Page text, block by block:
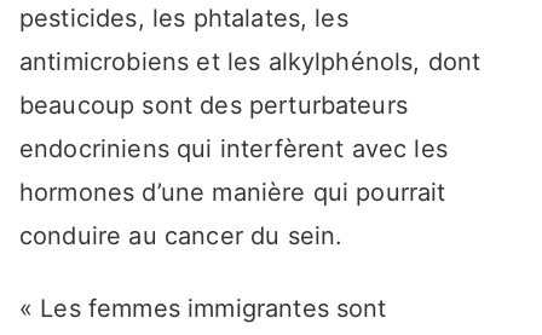
pesticides, les phtalates, les
antimicrobiens et les alkylphénols, dont
beaucoup sont des perturbateurs
endocriniens qui interfèrent avec les
hormones d’une manière qui pourrait
conduire au cancer du sein.
« Les femmes immigrantes sont